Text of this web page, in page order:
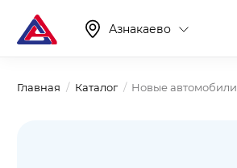
Азнакаево
Главная Каталог Новые автомобили